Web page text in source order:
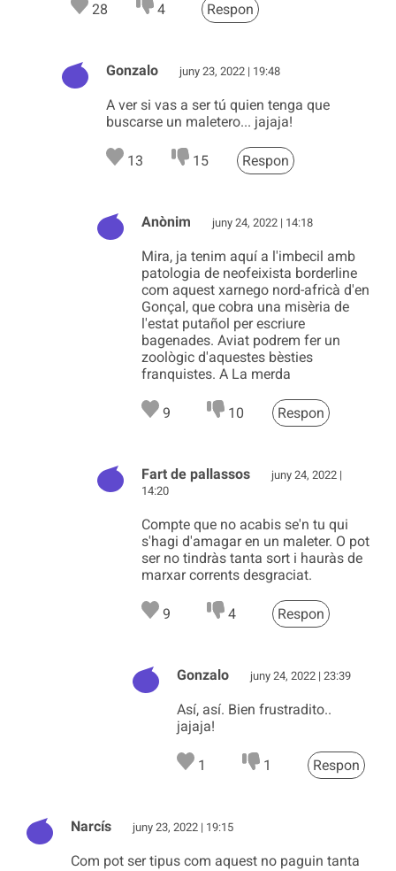
28 4 Respon
Gonzalo juny 23, 2022 | 19:48
A ver si vas a ser tú quien tenga que
buscarse un maletero... jajaja!
13 15 Respon
Anònim juny 24, 2022 | 14:18
Mira, ja tenim aquí a l'imbecil amb
patologia de neofeixista borderline
com aquest xarnego nord-africà d'en
Gonçal, que cobra una misèria de
l'estat putañol per escriure
bagenades. Aviat podrem fer un
zoològic d'aquestes bèsties
franquistes. A La merda
9 10 Respon
Fart de pallassos
juny 24, 2022 |
14:20
Compte que no acabis se'n tu qui
s'hagi d'amagar en un maleter. O pot
ser no tindràs tanta sort i hauràs de
marxar corrents desgraciat.
9 4 Respon
Gonzalo juny 24, 2022 | 23:39
Así, así. Bien frustradito..
jajaja!
1 1 Respon
Narcís juny 23, 2022 | 19:15
Com pot ser tipus com aquest no paguin tanta